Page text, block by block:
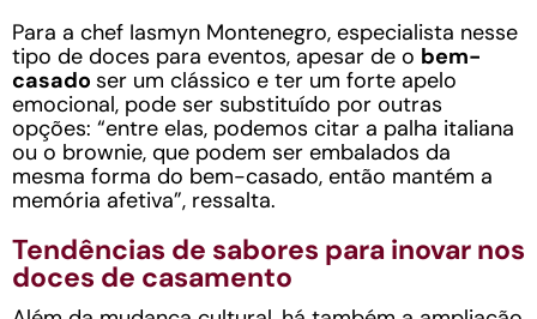
Para a chef Iasmyn Montenegro, especialista nesse
tipo de doces para eventos, apesar de o bem-
casado ser um clássico e ter um forte apelo
emocional, pode ser substituído por outras
opções: “entre elas, podemos citar a palha italiana
ou o brownie, que podem ser embalados da
mesma forma do bem-casado, então mantém a
memória afetiva”, ressalta.
Tendências de sabores para inovar nos
doces de casamento